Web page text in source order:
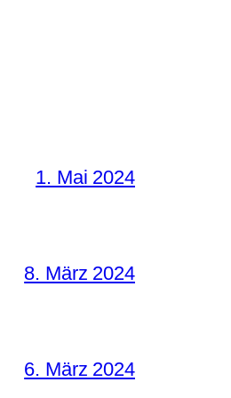
1. Mai 2024
8. März 2024
6. März 2024